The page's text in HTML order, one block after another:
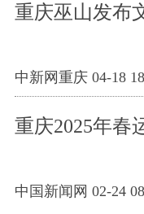
重庆巫山发布
中新网重庆 04-18
重庆2025年春
中国新闻网 02-24